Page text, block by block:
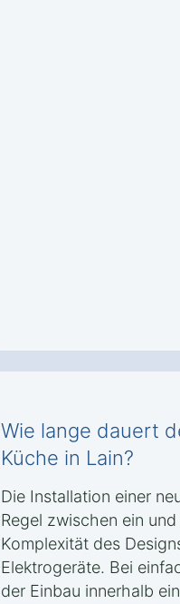
Wie lange dauert
Küche in Lain?
Die Installation einer
Regel zwischen ein
Komplexität des
Elektrogeräte. Bei
der Einbau innerhalb